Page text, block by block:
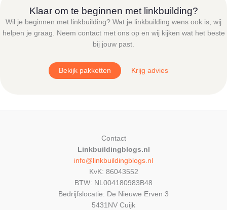
kan
gekozen
worden
op
productpagina
Klaar om te beginnen met linkbuilding?
Wil je beginnen met linkbuilding? Wat je linkbuilding wens ook is, wij
helpen je graag. Neem contact met ons op en wij kijken wat het beste
bij jouw past.
Bekijk pakketten Krijg advies
Contact
Linkbuildingblogs.nl
info@linkbuildingblogs.nl
KvK: 86043552
BTW: NL004180983B48
Bedrijfslocatie: De Nieuwe Erven 3
5431NV Cuijk